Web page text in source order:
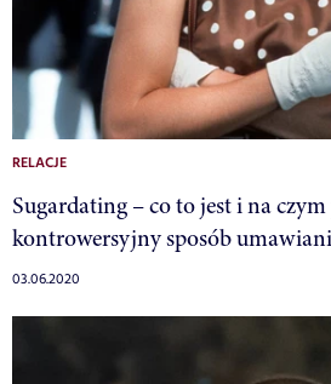
RELACJE
Sugardating – co to jest i na
kontrowersyjny sposób
03.06.2020